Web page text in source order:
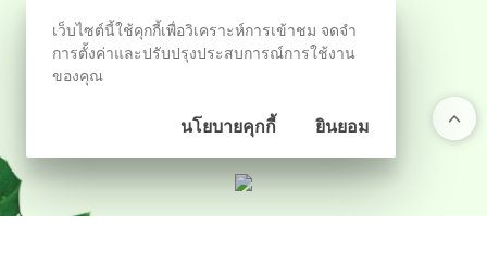
ติดตามผ่านสังคมออนไลน์
เว็บไซต์นี้ใช้คุกกี้เพื่อวิเคราะห์การเข้าชม จดจำ
การตั้งค่าและปรับปรุงประสบการณ์การใช้งาน
ของคุณ
นโยบายคุกกี้ ยินยอม